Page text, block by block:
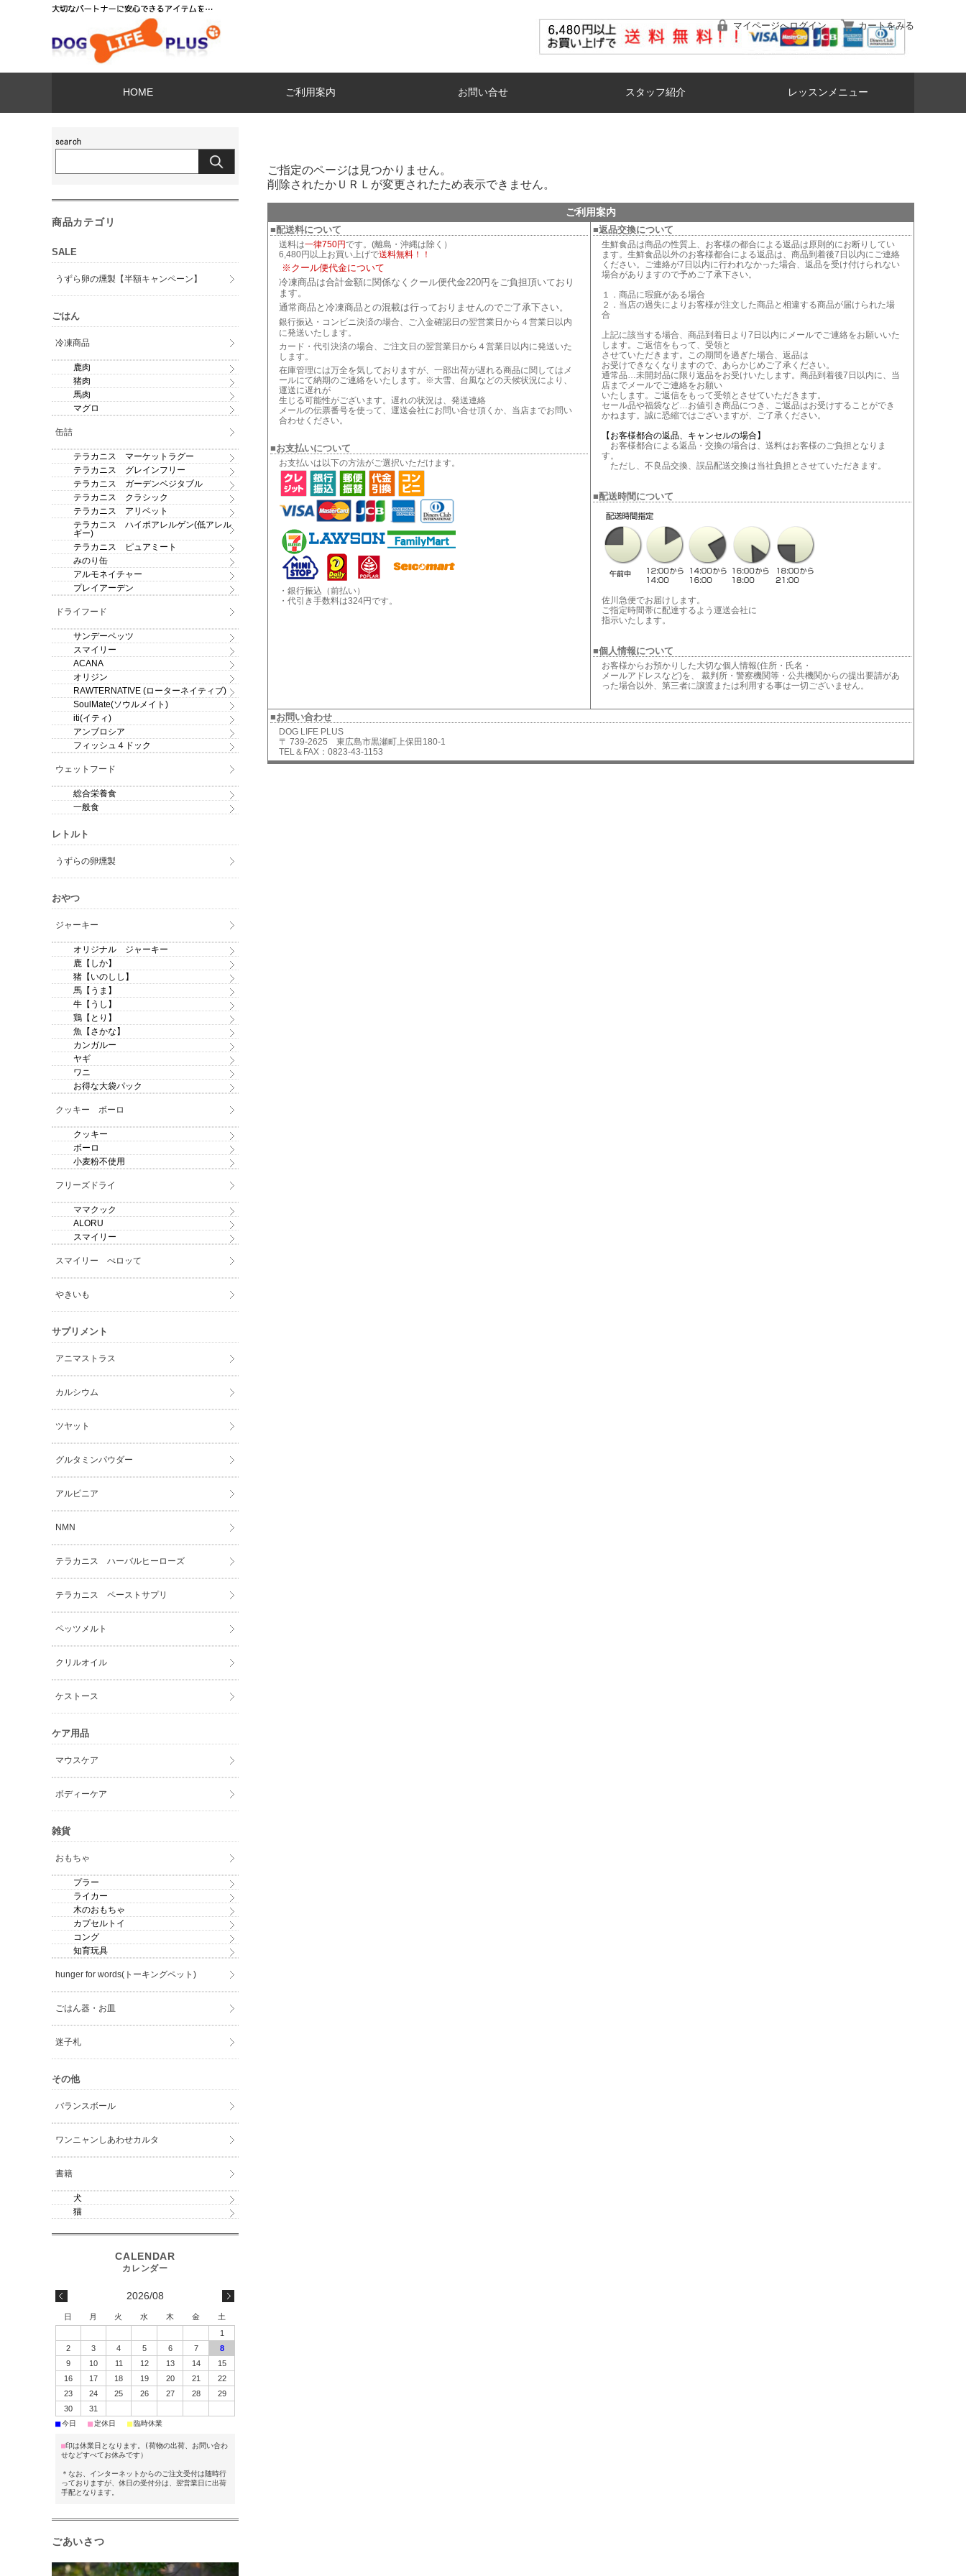
マイページへログイン カートをみる
HOME ご利用案内 お問い合せ スタッフ紹介 レッスンメニュー
ご指定のページは見つかりません。
削除されたかＵＲＬが変更されたため表示できません。
ご利用案内
■配送料について
送料は一律750円です。(離島・沖縄は除く）
6,480円以上お買い上げで送料無料！！
※クール便代金について
冷凍商品は合計金額に関係なくクール便代金220円をご負担頂いており
ます。
通常商品と冷凍商品との混載は行っておりませんのでご了承下さい。
銀行振込・コンビニ決済の場合、ご入金確認日の翌営業日から４営業日以内
に発送いたします。
カード・代引決済の場合、ご注文日の翌営業日から４営業日以内に発送いた
します。
在庫管理には万全を気しておりますが、一部出荷が遅れる商品に関してはメ
ールにて納期のご連絡をいたします。※大雪、台風などの天候状況により、
運送に遅れが
生じる可能性がございます。遅れの状況は、発送連絡
メールの伝票番号を使って、運送会社にお問い合せ頂くか、当店までお問い
合わせください。
■お支払いについて
お支払いは以下の方法がご選択いただけます。
・銀行振込（前払い）
・代引き手数料は324円です。
■返品交換について
生鮮食品は商品の性質上、お客様の都合による返品は原則的にお断りしてい
ます。生鮮食品以外のお客様都合による返品は、商品到着後7日以内にご連絡
ください。ご連絡が7日以内に行われなかった場合、返品を受け付けられない
場合がありますので予めご了承下さい。
１．商品に瑕疵がある場合
２．当店の過失によりお客様が注文した商品と相違する商品が届けられた場
合
上記に該当する場合、商品到着日より7日以内にメールでご連絡をお願いいた
します。ご返信をもって、受領と
させていただきます。この期間を過ぎた場合、返品は
お受けできなくなりますので、あらかじめご了承ください。
通常品…未開封品に限り返品をお受けいたします。商品到着後7日以内に、当
店までメールでご連絡をお願い
いたします。ご返信をもって受領とさせていただきます。
セール品や福袋など…お値引き商品につき、ご返品はお受けすることができ
かねます。誠に恐縮ではございますが、ご了承ください。
【お客様都合の返品、キャンセルの場合】
お客様都合による返品・交換の場合は、送料はお客様のご負担となりま
す。
ただし、不良品交換、誤品配送交換は当社負担とさせていただきます。
■配送時間について
佐川急便でお届けします。
ご指定時間帯に配達するよう運送会社に
指示いたします。
■個人情報について
お客様からお預かりした大切な個人情報(住所・氏名・
メールアドレスなど)を、 裁判所・警察機関等・公共機関からの提出要請があ
った場合以外、第三者に譲渡または利用する事は一切ございません。
■お問い合わせ
DOG LIFE PLUS
〒 739-2625 東広島市黒瀬町上保田180-1
TEL＆FAX：0823-43-1153
商品カテゴリ
SALE
うずら卵の燻製【半額キャンペーン】
ごはん
冷凍商品
鹿肉
猪肉
馬肉
マグロ
缶詰
テラカニス マーケットラグー
テラカニス グレインフリー
テラカニス ガーデンベジタブル
テラカニス クラシック
テラカニス アリベット
テラカニス ハイポアレルゲン(低アレル
ギー)
テラカニス ピュアミート
みのり缶
アルモネイチャー
プレイアーデン
ドライフード
サンデーペッツ
スマイリー
ACANA
オリジン
RAWTERNATIVE (ローターネイティブ)
SoulMate(ソウルメイト)
iti(イティ)
アンブロシア
フィッシュ４ドック
ウェットフード
総合栄養食
一般食
レトルト
うずらの卵燻製
おやつ
ジャーキー
オリジナル ジャーキー
鹿【しか】
猪【いのしし】
馬【うま】
牛【うし】
鶏【とり】
魚【さかな】
カンガルー
ヤギ
ワニ
お得な大袋パック
クッキー ボーロ
クッキー
ボーロ
小麦粉不使用
フリーズドライ
ママクック
ALORU
スマイリー
スマイリー ぺロッて
やきいも
サプリメント
アニマストラス
カルシウム
ツヤット
グルタミンパウダー
アルピニア
NMN
テラカニス ハーバルヒーローズ
テラカニス ペーストサプリ
ペッツメルト
クリルオイル
ケストース
ケア用品
マウスケア
ボディーケア
雑貨
おもちゃ
プラー
ライカー
木のおもちゃ
カプセルトイ
コング
知育玩具
hunger for words(トーキングペット)
ごはん器・お皿
迷子札
その他
バランスボール
ワンニャンしあわせカルタ
書籍
犬
猫
2026/08
日 月 火 水 木 金
土
1
2
3 4 5 6 7
8
9
10 11 12 13 14
15
16
17 18 19 20 21
22
23
24 25 26 27 28
29
30
31
■今日 ■定休日 ■臨時休業
■印は休業日となります。(荷物の出荷、お問い合わ
せなどすべてお休みです）
＊なお、インターネットからのご注文受付は随時行
っておりますが、休日の受付分は、翌営業日に出荷
手配となります。
ごあいさつ